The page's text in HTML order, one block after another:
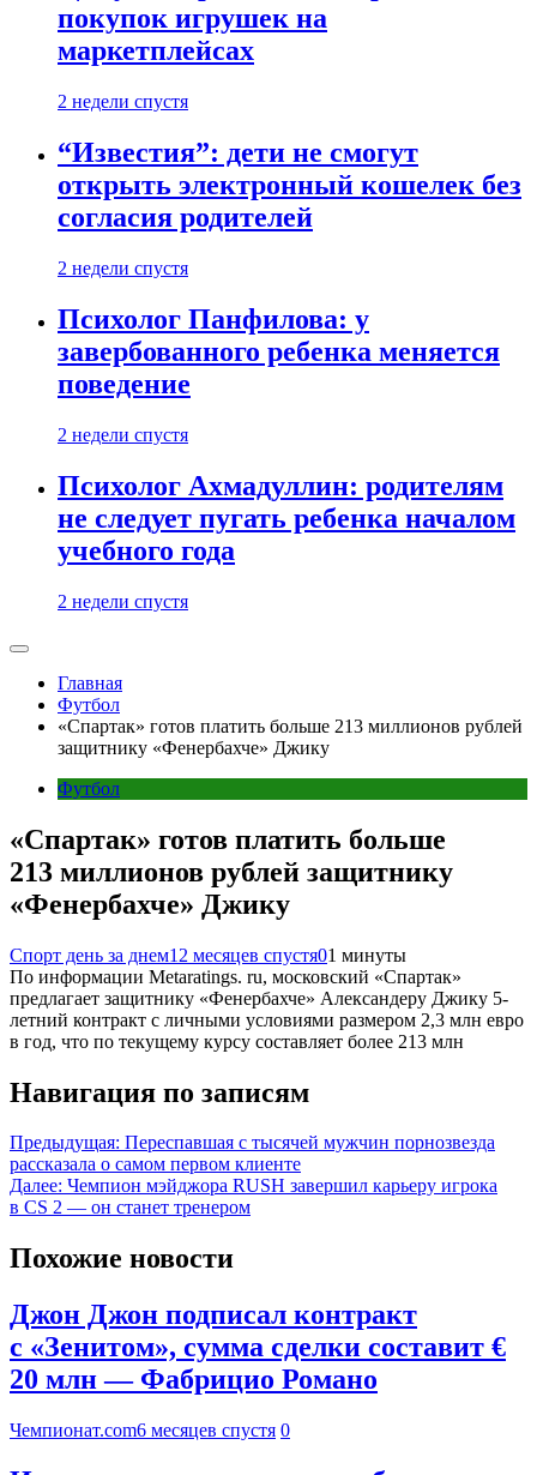
покупок игрушек на
маркетплейсах
2 недели спустя
“Известия”: дети не смогут
открыть электронный кошелек без
согласия родителей
2 недели спустя
Психолог Панфилова: у
завербованного ребенка меняется
поведение
2 недели спустя
Психолог Ахмадуллин: родителям
не следует пугать ребенка началом
учебного года
2 недели спустя
Главная
Футбол
«Спартак» готов платить больше 213 миллионов рублей
защитнику «Фенербахче» Джику
Футбол
«Спартак» готов платить больше
213 миллионов рублей защитнику
«Фенербахче» Джику
Спорт день за днем12 месяцев спустя01 минуты
По информации Metaratings. ru, московский «Спартак»
предлагает защитнику «Фенербахче» Александеру Джику 5-
летний контракт с личными условиями размером 2,3 млн евро
в год, что по текущему курсу составляет более 213 млн
Навигация по записям
Предыдущая: Переспавшая с тысячей мужчин порнозвезда
рассказала о самом первом клиенте
Далее: Чемпион мэйджора RUSH завершил карьеру игрока
в CS 2 — он станет тренером
Похожие новости
Джон Джон подписал контракт
с «Зенитом», сумма сделки составит €
20 млн — Фабрицио Романо
Чемпионат.com6 месяцев спустя 0